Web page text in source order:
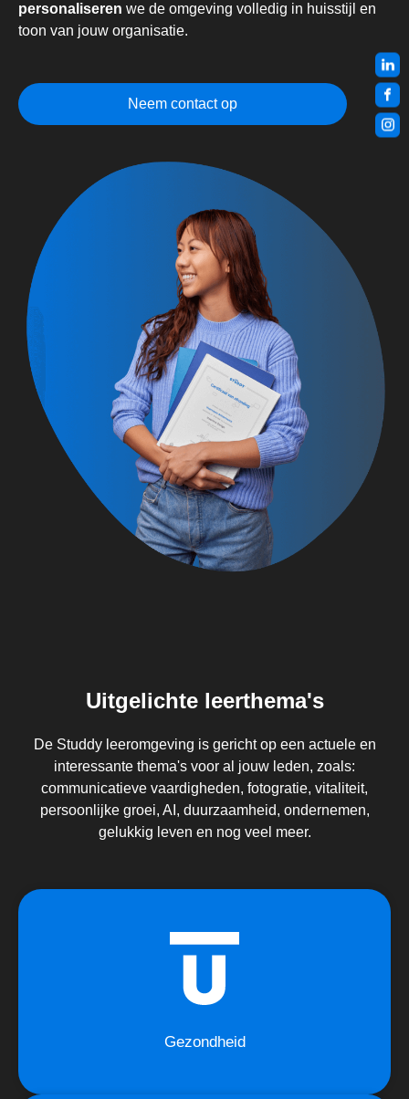
personaliseren we de omgeving volledig in huisstijl en
toon van jouw organisatie.
Neem contact op
Uitgelichte leerthema's
De Studdy leeromgeving is gericht op een actuele en
interessante thema's voor al jouw leden, zoals:
communicatieve vaardigheden, fotogratie, vitaliteit,
persoonlijke groei, AI, duurzaamheid, ondernemen,
gelukkig leven en nog veel meer.
Gezondheid